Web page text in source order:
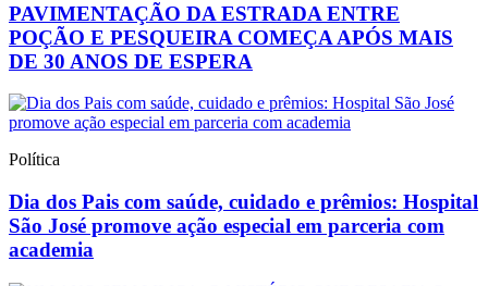
PAVIMENTAÇÃO DA ESTRADA ENTRE
POÇÃO E PESQUEIRA COMEÇA APÓS MAIS
DE 30 ANOS DE ESPERA
Política
Dia dos Pais com saúde, cuidado e prêmios: Hospital
São José promove ação especial em parceria com
academia